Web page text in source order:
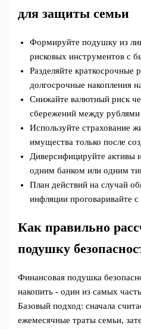
для защиты семьи
Формируйте подушку из
рисковых инструментов с
Разделяйте краткосрочные
долгосрочные накопления
Снижайте валютный риск
сбережений между
Используйте страхование
имущества только после
Диверсифицируйте активы
одним банком или одним
План действий на случай
инфляции проговаривайте с
Как правильно
подушку
Финансовая подушка
накопить - один из самых
Базовый подход: сначала
ежемесячные траты семьи,